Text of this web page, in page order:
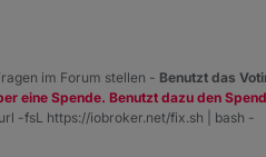
im Forum stellen - Benutzt das
eine Spende. Benutzt dazu den
-fsL https://iobroker.net/fix.sh | bash -